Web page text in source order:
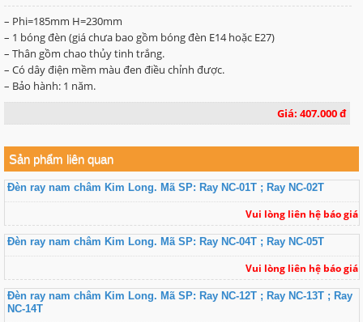
– Phi=185mm H=230mm
– 1 bóng đèn (giá chưa bao gồm bóng đèn E14 hoặc E27)
– Thân gồm chao thủy tinh trắng.
– Có dây điện mềm màu đen điều chỉnh được.
– Bảo hành: 1 năm.
Giá: 407.000 đ
Sản phẩm liên quan
Đèn ray nam châm Kim Long. Mã SP: Ray NC-01T ; Ray NC-02T
Vui lòng liên hệ báo giá
Đèn ray nam châm Kim Long. Mã SP: Ray NC-04T ; Ray NC-05T
Vui lòng liên hệ báo giá
Đèn ray nam châm Kim Long. Mã SP: Ray NC-12T ; Ray NC-13T ; Ray
NC-14T